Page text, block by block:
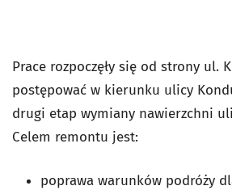
Prace rozpoczęły się od strony ul.
postępować w kierunku ulicy
drugi etap wymiany nawierzchni
Celem remontu jest:
poprawa warunków podróży